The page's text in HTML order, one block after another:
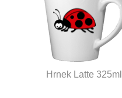
Hrnek Latte 325ml